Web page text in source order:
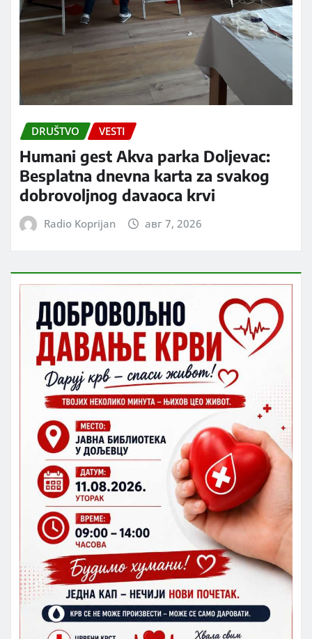
DRUŠTVO VESTI
Humani gest Akva parka Doljevac:
Besplatna dnevna karta za svakog
dobrovoljnog davaoca krvi
Radio Koprijan авг 7, 2026